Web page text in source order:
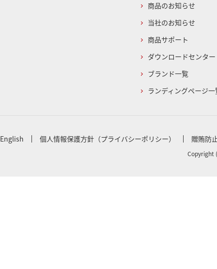
商品のお知らせ
当社のお知らせ
商品サポート
ダウンロードセンター
ブランド一覧
ランディングページ一
English 個人情報保護方針（プライバシーポリシー） 贈賄防
Copyright